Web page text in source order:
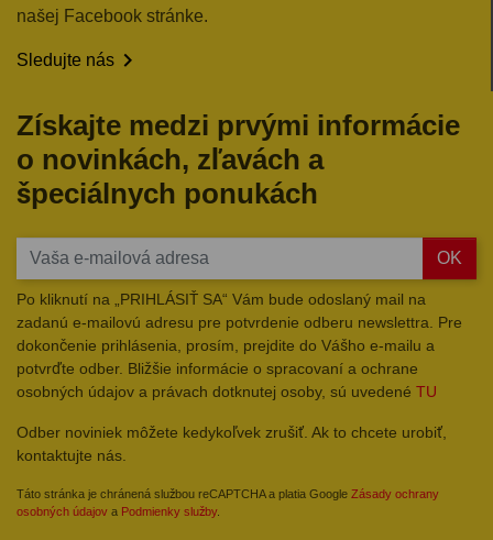
našej Facebook stránke.
Sledujte nás 
Získajte medzi prvými informácie
o novinkách, zľavách a
špeciálnych ponukách
OK
Po kliknutí na „PRIHLÁSIŤ SA“ Vám bude odoslaný mail na
zadanú e-mailovú adresu pre potvrdenie odberu newslettra. Pre
dokončenie prihlásenia, prosím, prejdite do Vášho e-mailu a
potvrďte odber. Bližšie informácie o spracovaní a ochrane
osobných údajov a právach dotknutej osoby, sú uvedené TU
Odber noviniek môžete kedykoľvek zrušiť. Ak to chcete urobiť,
kontaktujte nás.
Táto stránka je chránená službou reCAPTCHA a platia Google Zásady ochrany
osobných údajov a Podmienky služby.